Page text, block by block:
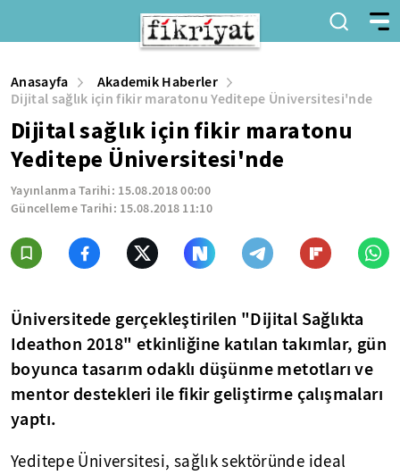
Anasayfa
Akademik Haberler
Dijital sağlık için fikir maratonu Yeditepe Üniversitesi'nde
Dijital sağlık için fikir maratonu
Yeditepe Üniversitesi'nde
Yayınlanma Tarihi: 15.08.2018 00:00
Güncelleme Tarihi: 15.08.2018 11:10
Üniversitede gerçekleştirilen "Dijital Sağlıkta
Ideathon 2018" etkinliğine katılan takımlar, gün
boyunca tasarım odaklı düşünme metotları ve
mentor destekleri ile fikir geliştirme çalışmaları
yaptı.
Yeditepe Üniversitesi, sağlık sektöründe ideal